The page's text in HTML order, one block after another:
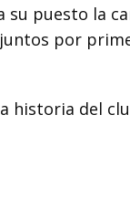
su puesto la
por
historia del